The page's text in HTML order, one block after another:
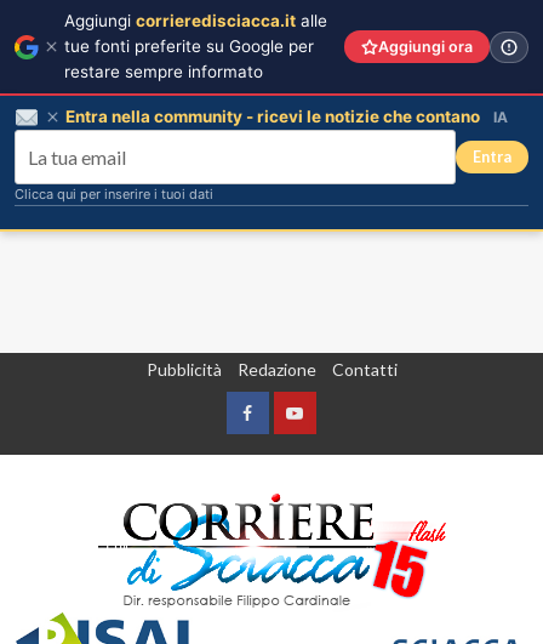
Pubblicità Redazione Contatti
FacebookYountube
Aggiungi corrieredisciacca.it alle
tue fonti preferite su Google per
restare sempre informato
Aggiungi ora
Entra nella community - ricevi le notizie che contano IA
Entra
Clicca qui per inserire i tuoi dati